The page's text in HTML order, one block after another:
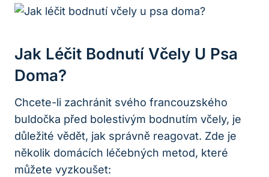
Jak Léčit Bodnutí Včely U Psa
Doma?
Chcete-li zachránit svého francouzského
buldočka před bolestivým bodnutím včely, je
důležité vědět, jak správně reagovat. Zde je
několik domácích léčebných metod, které
můžete vyzkoušet: